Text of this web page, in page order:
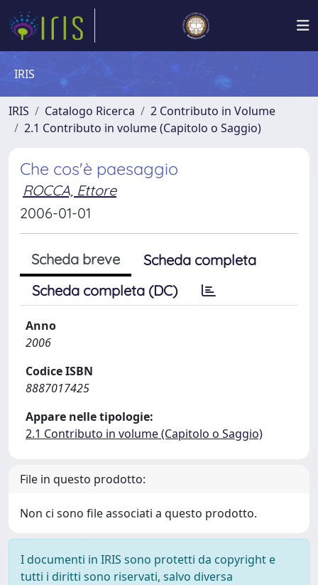
IRIS
IRIS Catalogo Ricerca
2 Contributo in Volume
2.1 Contributo in volume (Capitolo o Saggio)
Che cos'è paesaggio
ROCCA, Ettore
2006-01-01
Scheda breve
Scheda completa
Scheda completa (DC)
Anno
2006
Codice ISBN
8887017425
Appare nelle tipologie:
2.1 Contributo in volume (Capitolo o Saggio)
File in questo prodotto:
Non ci sono file associati a questo prodotto.
I documenti in IRIS sono protetti da copyright e
tutti i diritti sono riservati, salvo diversa